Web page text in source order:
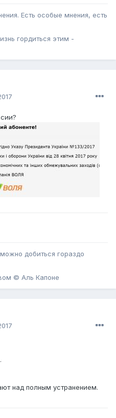
Есть особые мнения, есть
гордиться этим -
добиться гораздо
© Аль Капоне
над полным устранением.